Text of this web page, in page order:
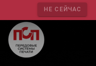
НЕ СЕЙЧАС